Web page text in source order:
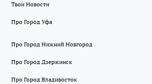
Твои Новости
Про Город Уфа
Про Город Нижний Новгород
Про Город Дзержинск
Про Город Владивосток